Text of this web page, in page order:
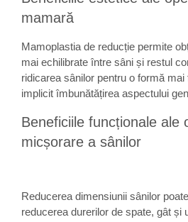
mamară
Mamoplastia de reducție permite
mai echilibrate între sâni și restul
ridicarea sânilor pentru o formă
implicit îmbunătățirea aspectului
Beneficiile funcționale ale
micșorare a sânilor
Reducerea dimensiunii sânilor
reducerea durerilor de spate, gât și